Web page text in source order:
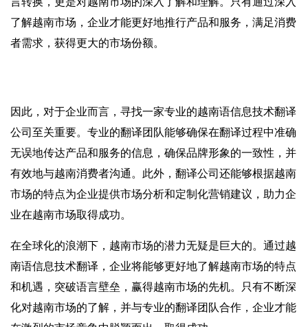
了解越南市场，企业才能更好地推行产品和服务，满足消费
者需求，获得更大的市场份额。
因此，对于企业而言，寻找一家专业的越南语信息技术翻译
公司至关重要。专业的翻译团队能够确保在翻译过程中准确
无误地传达产品和服务的信息，确保品牌形象的一致性，并
有效地与越南消费者沟通。此外，翻译公司还能够根据越南
市场的特点为企业提供市场分析和定制化营销建议，助力企
业在越南市场取得成功。
在全球化的浪潮下，越南市场的潜力无疑是巨大的。通过越
南语信息技术翻译，企业将能够更好地了解越南市场的特点
和机遇，突破语言壁垒，赢得越南市场的先机。只有不断深
化对越南市场的了解，并与专业的翻译团队合作，企业才能